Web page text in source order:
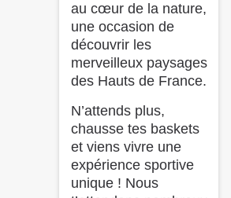
au cœur de la nature,
une occasion de
découvrir les
merveilleux paysages
des Hauts de France.
N’attends plus,
chausse tes baskets
et viens vivre une
expérience sportive
unique ! Nous